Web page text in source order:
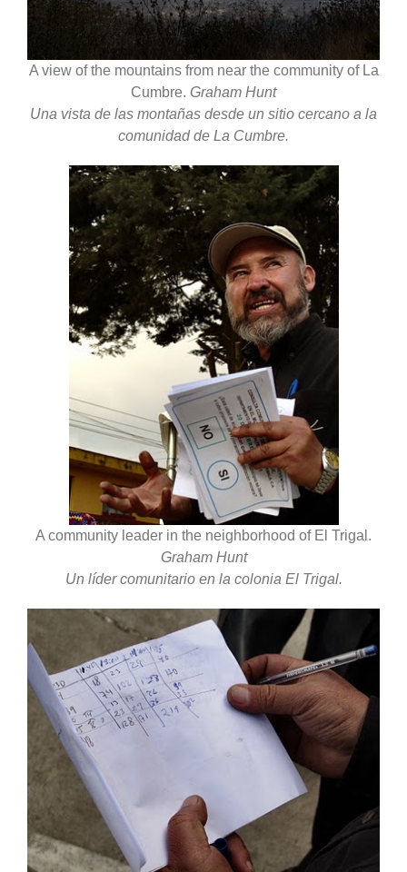
A view of the mountains from near the community of La
Cumbre. Graham Hunt
Una vista de las montañas desde un sitio cercano a la
comunidad de La Cumbre.
A community leader in the neighborhood of El Trigal.
Graham Hunt
Un líder comunitario en la colonia El Trigal.